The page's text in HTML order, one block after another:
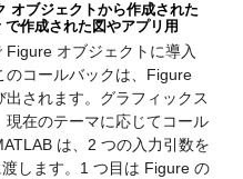
オブジェクトから作成された
作成された図やアプリ用
オブジェクトに導入
のコールバックは、Figure
されます。グラフィックス
在のテーマに応じてコール
は、2 つの入力引数を
します。1 つ目は Figure の